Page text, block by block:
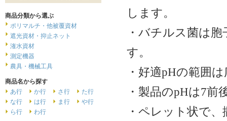
します。
・バチルス菌は
す。
・好適pHの範囲
・製品のpHは7
・ペレット状で
商品分類から選ぶ
ポリマルチ・他被覆資材
遮光資材・抑止ネット
潅水資材
測定機器
農具・機械工具
商品名から探す
あ行
か行 さ行
た行
な行
は行 ま行
や行
ら行
わ行